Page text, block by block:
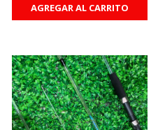
AGREGAR AL CARRITO